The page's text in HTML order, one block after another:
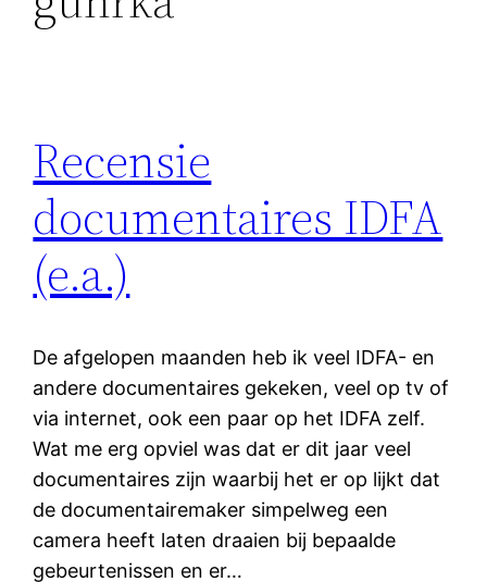
Recensie
documentaires IDFA
(e.a.)
De afgelopen maanden heb ik veel IDFA- en
andere documentaires gekeken, veel op tv of
via internet, ook een paar op het IDFA zelf.
Wat me erg opviel was dat er dit jaar veel
documentaires zijn waarbij het er op lijkt dat
de documentairemaker simpelweg een
camera heeft laten draaien bij bepaalde
gebeurtenissen en er…